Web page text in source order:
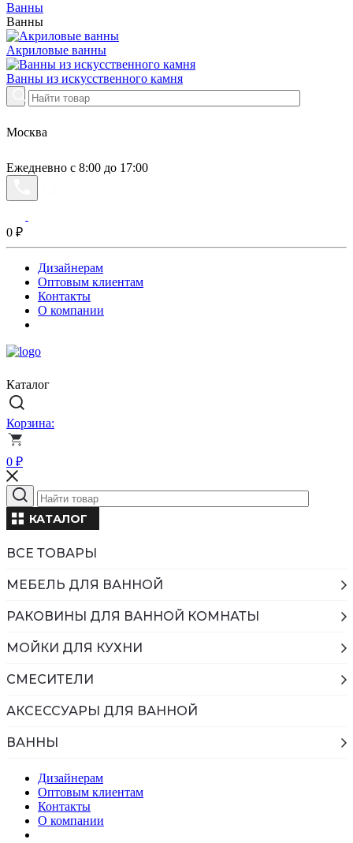
Ванны
Ванны
Акриловые ванны
Ванны из искусственного камня
Москва
Ежедневно с 8:00 до 17:00
0 ₽
Дизайнерам
Оптовым клиентам
Контакты
О компании
Каталог
Корзина:
0 ₽
КАТАЛОГ
ВСЕ ТОВАРЫ
МЕБЕЛЬ ДЛЯ ВАННОЙ
РАКОВИНЫ ДЛЯ ВАННОЙ КОМНАТЫ
МОЙКИ ДЛЯ КУХНИ
СМЕСИТЕЛИ
АКСЕССУАРЫ ДЛЯ ВАННОЙ
ВАННЫ
Дизайнерам
Оптовым клиентам
Контакты
О компании